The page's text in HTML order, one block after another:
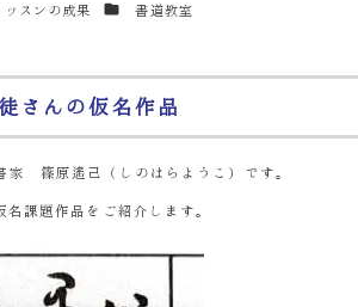
ッスンの成果 カテゴリー
書道教室
さんの仮名作品
家 篠原遙己（しのはらようこ）です。
課題作品をご紹介します。